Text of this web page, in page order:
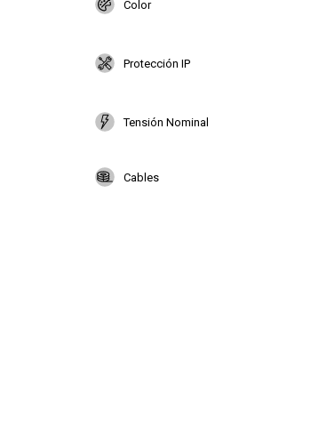
Color
Protección IP
Tensión Nominal
Cables